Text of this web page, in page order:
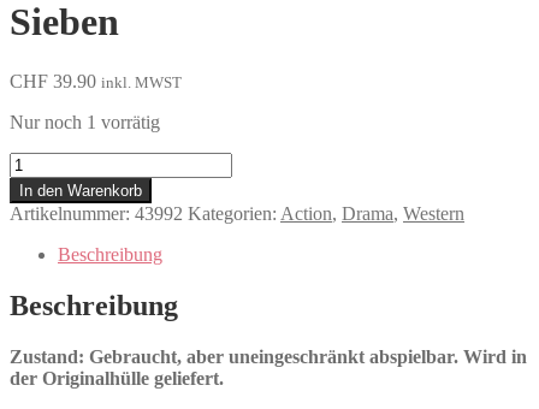
Sieben
CHF 39.90 inkl. MWST
Nur noch 1 vorrätig
Die
Rache
der
glorreichen
Sieben
Menge
In den Warenkorb
Artikelnummer: 43992 Kategorien: Action, Drama, Western
Beschreibung
Beschreibung
Zustand: Gebraucht, aber uneingeschränkt abspielbar. Wird in
der Originalhülle geliefert.